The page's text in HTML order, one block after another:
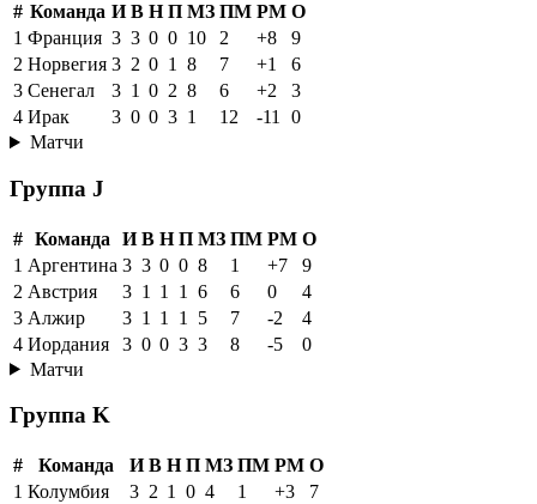
# Команда И В Н П МЗ ПМ РМ О
1 Франция 3 3 0 0 10 2 +8
9
2 Норвегия 3 2 0 1 8 7 +1
6
3 Сенегал 3 1 0 2 8 6 +2
3
4 Ирак 3 0 0 3 1 12 -11
0
Матчи
Группа J
# Команда И В Н П МЗ ПМ РМ О
1 Аргентина 3 3 0 0 8 1 +7
9
2 Австрия 3 1 1 1 6 6 0
4
3 Алжир 3 1 1 1 5 7 -2
4
4 Иордания 3 0 0 3 3 8 -5
0
Матчи
Группа K
# Команда И В Н П МЗ ПМ РМ О
1 Колумбия 3 2 1 0 4 1 +3
7